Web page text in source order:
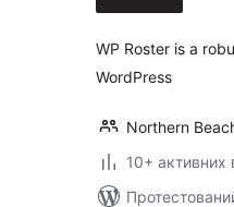
WP Roster is a
WordPress
Northern
10+ активних